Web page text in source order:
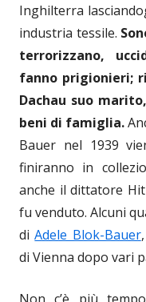
Inghilterra
industria tessile.
terrorizzano,
fanno prigionieri;
Dachau suo
beni di famiglia.
Bauer nel 1939
finiranno in
anche il dittatore
fu venduto. Alcuni
diAdele Blok-Bauer
di Vienna dopo vari